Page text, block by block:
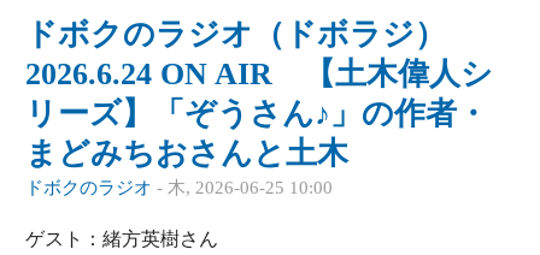
ドボクのラジオ（ドボラジ）
2026.6.24 ON AIR 【土木偉人シ
リーズ】「ぞうさん♪」の作者・
まどみちおさんと土木
ドボクのラジオ - 木, 2026-06-25 10:00
ゲスト：緒方英樹さん